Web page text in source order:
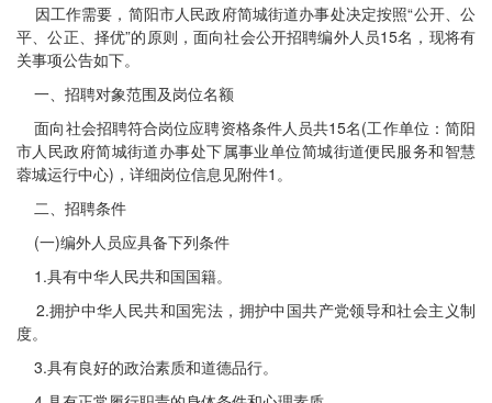
因工作需要，简阳市人民政府简城街道办事处决定按照“公开、公
平、公正、择优”的原则，面向社会公开招聘编外人员15名，现将有
关事项公告如下。
一、招聘对象范围及岗位名额
面向社会招聘符合岗位应聘资格条件人员共15名(工作单位：简阳
市人民政府简城街道办事处下属事业单位简城街道便民服务和智慧
蓉城运行中心)，详细岗位信息见附件1。
二、招聘条件
(一)编外人员应具备下列条件
1.具有中华人民共和国国籍。
2.拥护中华人民共和国宪法，拥护中国共产党领导和社会主义制
度。
3.具有良好的政治素质和道德品行。